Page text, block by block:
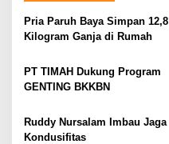
a
s
p
o
Pria Paruh Baya Simpan 12,8
Kilogram Ganja di Rumah
PT TIMAH Dukung Program
GENTING BKKBN
Ruddy Nursalam Imbau Jaga
Kondusifitas